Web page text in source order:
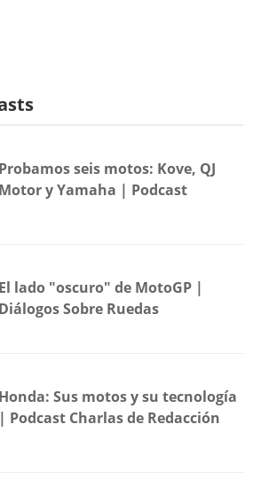
Probamos seis motos: Kove, QJ
Motor y Yamaha | Podcast
El lado "oscuro" de MotoGP |
Diálogos Sobre Ruedas
Honda: Sus motos y su tecnología
| Podcast Charlas de Redacción